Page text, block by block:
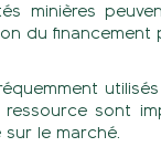
minières
du
sont
le marché.